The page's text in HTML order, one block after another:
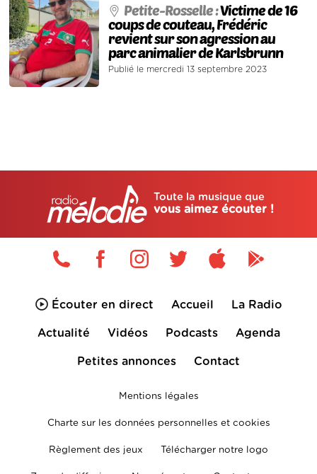
Petite-Rosselle :Victime de 16
coups de couteau, Frédéric
revient sur son agression au
parc animalier de Karlsbrunn
Publié le mercredi 13 septembre 2023
Toute la musique que
vous aimez écouter !
Écouter en direct Accueil La Radio
Actualité Vidéos Podcasts Agenda
Petites annonces Contact
Mentions légales
Charte sur les données personnelles et cookies
Règlement des jeux Télécharger notre logo